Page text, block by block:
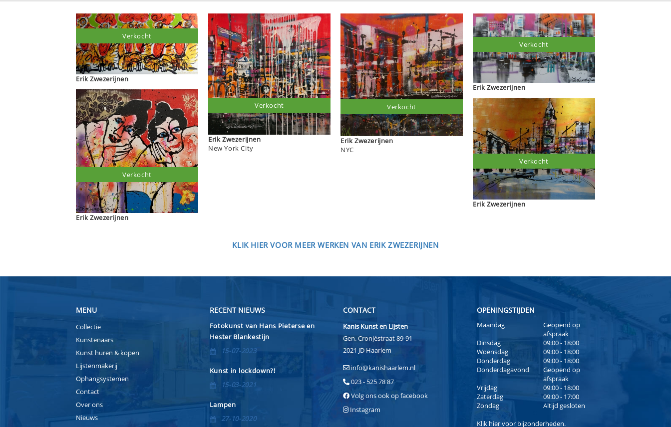
Erik Zwezerijnen
Verkocht
Erik Zwezerijnen
Verkocht
Erik Zwezerijnen
New York City
Verkocht
Erik Zwezerijnen
NYC
Verkocht
Erik Zwezerijnen
Verkocht
Erik Zwezerijnen
Verkocht
KLIK HIER VOOR MEER WERKEN VAN ERIK ZWEZERIJNEN
MENU
Collectie
Kunstenaars
Kunst huren & kopen
Lijstenmakerij
Ophangsystemen
Contact
Over ons
Nieuws
RECENT NIEUWS
Fotokunst van Hans Pieterse en
Hester Blankestijn
15-07-2023
Kunst in lockdown?!
15-03-2021
Lampen
27-10-2020
CONTACT
Kanis Kunst en Lijsten
Gen. Cronjéstraat 89-91
2021 JD Haarlem
info@kanishaarlem.nl
023 - 525 78 87
Volg ons ook op facebook
Instagram
OPENINGSTIJDEN
Maandag
Geopend op
afspraak
Dinsdag
09:00 - 18:00
Woensdag
09:00 - 18:00
Donderdag
09:00 - 18:00
Donderdagavond
Geopend op
afspraak
Vrijdag
09:00 - 18:00
Zaterdag
09:00 - 17:00
Zondag
Altijd gesloten
Klik hiervoor bijzonderheden.